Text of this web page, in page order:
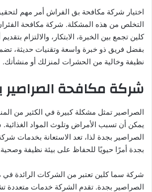
اختيار شركة مكافحة بق الفراش أمر مهم
التخلص من هذه المشكلة. شركة مكافحة
كلين تجمع بين الخبرة، الابتكار، والالتزام
بفضل فريق ذو خبرة واسعة وتقنيات حديثة،
نظيفة وخالية من الحشرات لمنزلك أو منشأتك.
شركة مكافحة الصراصير
الصراصير تمثل مشكلة كبيرة في الكثير من
يمكن أن تسبب الأمراض وتلوث المواد
الصراصير بجدة لذا، تعد الاستعانة بخدمات
بجدة أمرًا حيويًا للحفاظ على بيئة نظيفة
شركة سما كلين تعتبر من الشركات الرائدة
الصراصير بجدة. تقدم الشركة خدمات متعددة